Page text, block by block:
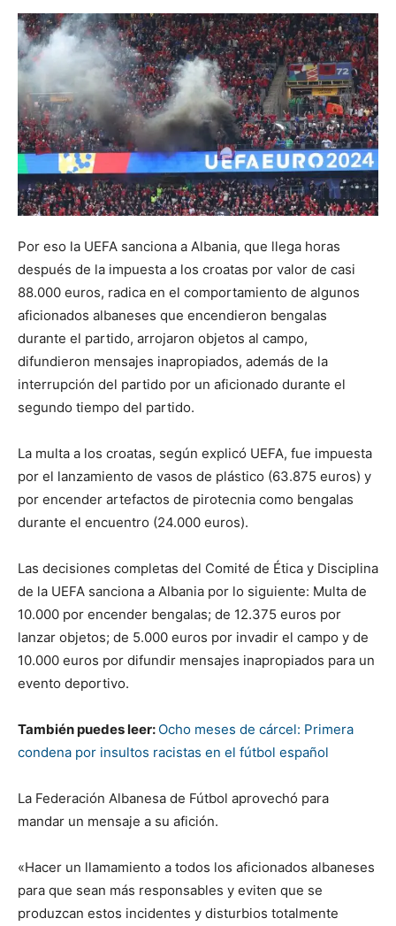
Por eso la UEFA sanciona a Albania, que llega horas
después de la impuesta a los croatas por valor de casi
88.000 euros, radica en el comportamiento de algunos
aficionados albaneses que encendieron bengalas
durante el partido, arrojaron objetos al campo,
difundieron mensajes inapropiados, además de la
interrupción del partido por un aficionado durante el
segundo tiempo del partido.
La multa a los croatas, según explicó UEFA, fue impuesta
por el lanzamiento de vasos de plástico (63.875 euros) y
por encender artefactos de pirotecnia como bengalas
durante el encuentro (24.000 euros).
Las decisiones completas del Comité de Ética y Disciplina
de la UEFA sanciona a Albania por lo siguiente: Multa de
10.000 por encender bengalas; de 12.375 euros por
lanzar objetos; de 5.000 euros por invadir el campo y de
10.000 euros por difundir mensajes inapropiados para un
evento deportivo.
También puedes leer: Ocho meses de cárcel: Primera
condena por insultos racistas en el fútbol español
La Federación Albanesa de Fútbol aprovechó para
mandar un mensaje a su afición.
«Hacer un llamamiento a todos los aficionados albaneses
para que sean más responsables y eviten que se
produzcan estos incidentes y disturbios totalmente